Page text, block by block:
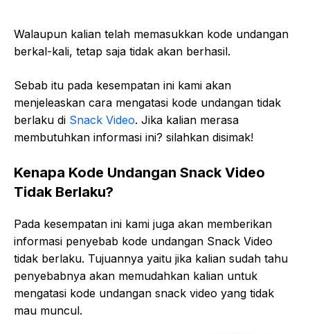
Walaupun kalian telah memasukkan kode undangan
berkal-kali, tetap saja tidak akan berhasil.
Sebab itu pada kesempatan ini kami akan
menjeleaskan cara mengatasi kode undangan tidak
berlaku di Snack Video. Jika kalian merasa
membutuhkan informasi ini? silahkan disimak!
Kenapa Kode Undangan Snack Video
Tidak Berlaku?
Pada kesempatan ini kami juga akan memberikan
informasi penyebab kode undangan Snack Video
tidak berlaku. Tujuannya yaitu jika kalian sudah tahu
penyebabnya akan memudahkan kalian untuk
mengatasi kode undangan snack video yang tidak
mau muncul.